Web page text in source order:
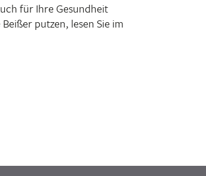
für Ihre Gesund­heit
putzen, lesen Sie im